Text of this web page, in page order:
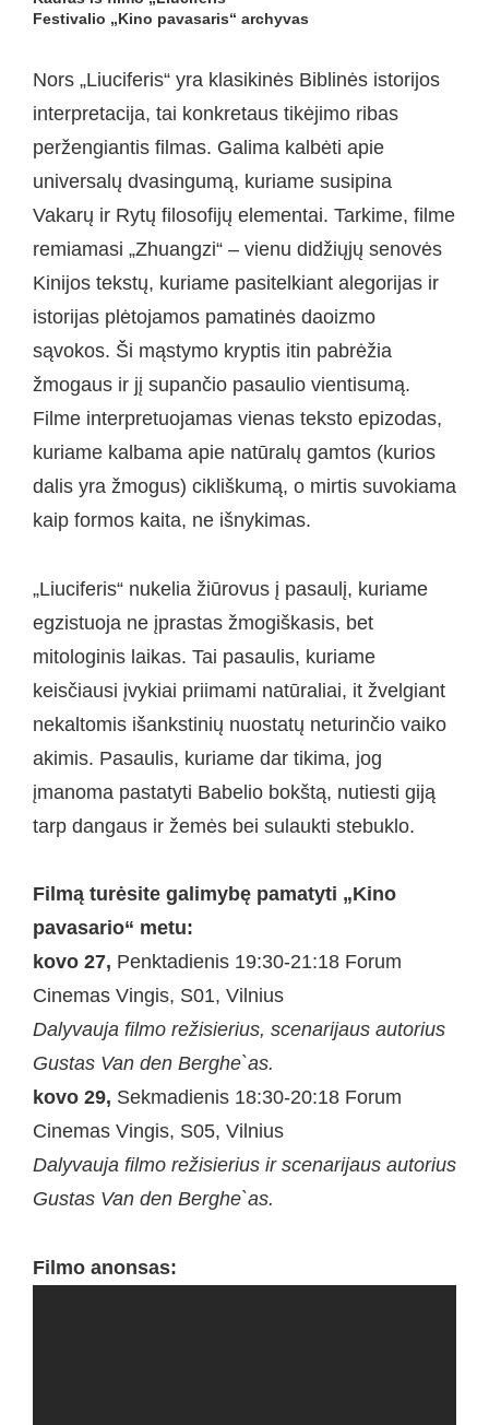
Festivalio „Kino pavasaris“ archyvas
Nors „Liuciferis“ yra klasikinės Biblinės istorijos
interpretacija, tai konkretaus tikėjimo ribas
peržengiantis filmas. Galima kalbėti apie
universalų dvasingumą, kuriame susipina
Vakarų ir Rytų filosofijų elementai. Tarkime, filme
remiamasi „Zhuangzi“ – vienu didžiųjų senovės
Kinĳos tekstų, kuriame pasitelkiant alegorijas ir
istorijas plėtojamos pamatinės daoizmo
sąvokos. Ši mąstymo kryptis itin pabrėžia
žmogaus ir jį supančio pasaulio vientisumą.
Filme interpretuojamas vienas teksto epizodas,
kuriame kalbama apie natūralų gamtos (kurios
dalis yra žmogus) cikliškumą, o mirtis suvokiama
kaip formos kaita, ne išnykimas.
„Liuciferis“ nukelia žiūrovus į pasaulį, kuriame
egzistuoja ne įprastas žmogiškasis, bet
mitologinis laikas. Tai pasaulis, kuriame
keisčiausi įvykiai priimami natūraliai, it žvelgiant
nekaltomis išankstinių nuostatų neturinčio vaiko
akimis. Pasaulis, kuriame dar tikima, jog
įmanoma pastatyti Babelio bokštą, nutiesti giją
tarp dangaus ir žemės bei sulaukti stebuklo.
Filmą turėsite galimybę pamatyti „Kino
pavasario“ metu:
kovo 27, Penktadienis 19:30-21:18 Forum
Cinemas Vingis, S01, Vilnius
Dalyvauja filmo režisierius, scenarijaus autorius
Gustas Van den Berghe`as.
kovo 29, Sekmadienis 18:30-20:18 Forum
Cinemas Vingis, S05, Vilnius
Dalyvauja filmo režisierius ir scenarijaus autorius
Gustas Van den Berghe`as.
Filmo anonsas: